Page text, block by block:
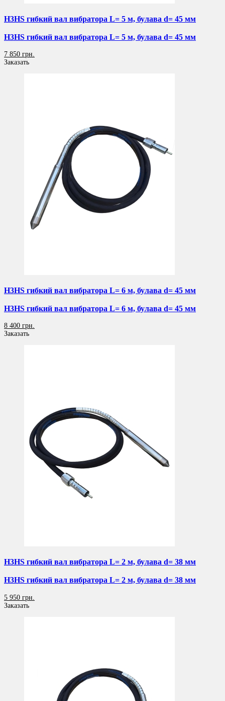
H3HS гибкий вал вибратора L= 5 м, булава d= 45 мм
H3HS гибкий вал вибратора L= 5 м, булава d= 45 мм
7 850 грн.
Заказать
H3HS гибкий вал вибратора L= 6 м, булава d= 45 мм
H3HS гибкий вал вибратора L= 6 м, булава d= 45 мм
8 400 грн.
Заказать
H3HS гибкий вал вибратора L= 2 м, булава d= 38 мм
H3HS гибкий вал вибратора L= 2 м, булава d= 38 мм
5 950 грн.
Заказать